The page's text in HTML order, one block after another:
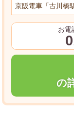
京阪電車「古川橋
お電
の